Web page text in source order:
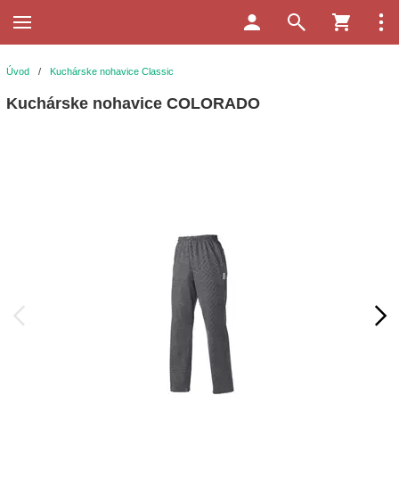
Úvod / Kuchárske nohavice Classic
Kuchárske nohavice COLORADO